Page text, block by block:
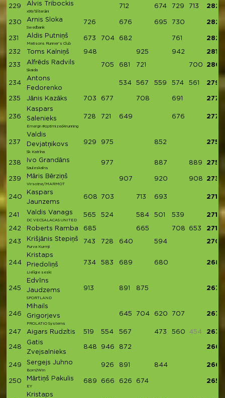
229 Alvis Tribockis
x99/Slīterāni
712 674 729 713 2828
230 Arnis Sloka
Swedbank
726 676 695 730 2827
231 Aldis Putniņš
Matisons Runner’s Club
673 704 682 761 2820
232 Toms Kalniņš 948 925 942 2815
233 Alfrēds Radvils
Skaida
705 681 721 700 2807
234
Antons
Fedorenko
534 567 559 574 561 2795
235 Jānis Kazāks 703 677 708 691 2779
236
Kaspars
Salenieks
Emergn #optimized4running
728 721 649 676 2774
237
Valdis
Devjatņikovs
Sk Katrīna
929 975 852 2756
238 Ivo Grandāns
Sauleskalns
977 887 889 2753
239 Māris Bērziņš
Virsotne/MARMOT
907 920 908 2735
240
Kaspars
Jaunzems
608 703 713 693 2717
241 Valdis Vanags
DC VECSALACAS UNITED
565 524 584 501 539 2713
242 Roberts Ramba 685 665 708 653 2711
243 Krišjānis Stepiņš
Purva Kurmji
743 728 640 594 2705
244
Kristaps
Priedoliņš
Lielīgie seski
734 583 689 680 2686
245
Edvīns
Jaudzems
SPORTLAND
913 891 875 2679
246
Mihails
Grigorjevs
PROLATIO Systems
645 704 620 707 2676
247 Aigars Rudzítis 519 554 567 473 560 454 2673
248
Gatis
Zvejsalnieks
848 946 872 2666
249 Sergejs Juhno
Born2Win
926 891 844 2661
250 Mārtiņš Pakulis
EY
689 666 626 674 2655
Kristaps